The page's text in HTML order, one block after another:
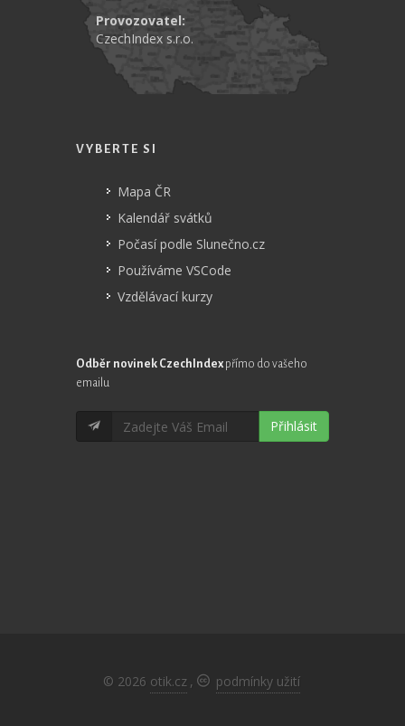
Provozovatel:
CzechIndex s.r.o.
VYBERTE SI
Mapa ČR
Kalendář svátků
Počasí podle Slunečno.cz
Používáme VSCode
Vzdělávací kurzy
Odběr novinek CzechIndex přímo do vašeho
emailu
Přihlásit
© 2026 otik.cz , podmínky užití